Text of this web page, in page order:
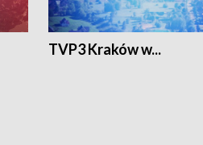
TVP3 Kraków w...